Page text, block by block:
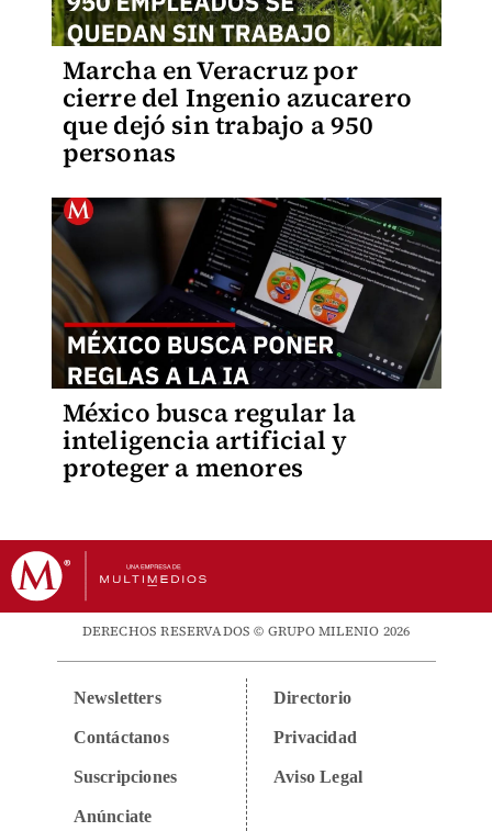
Marcha en Veracruz por
cierre del Ingenio azucarero
que dejó sin trabajo a 950
personas
México busca regular la
inteligencia artificial y
proteger a menores
DERECHOS RESERVADOS © GRUPO MILENIO 2026
Newsletters
Contáctanos
Suscripciones
Anúnciate
Directorio
Privacidad
Aviso Legal